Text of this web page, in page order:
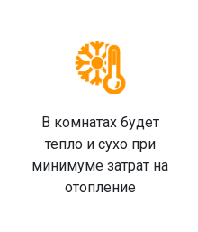
В комнатах будет
тепло и сухо при
минимуме затрат на
отопление